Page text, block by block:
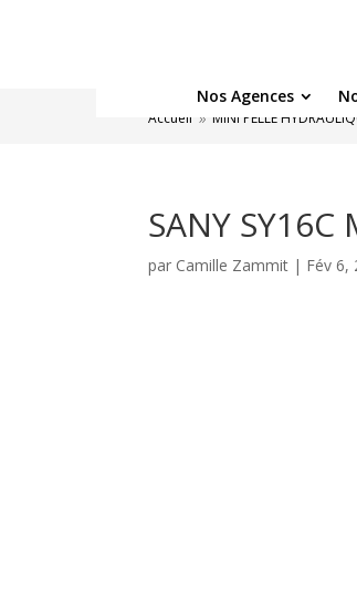
Nos Agences
Accueil 9 MINI PELLE
SANY
par Camille Zammit | Fév 6,